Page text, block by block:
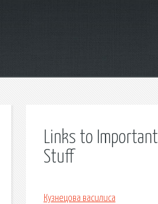
Links to Important
Stuff
Кузнецова василиса